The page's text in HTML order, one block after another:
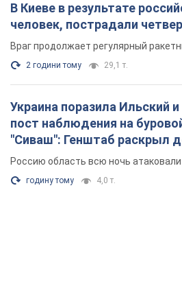
В Киеве в результате
человек, пострадали
Враг продолжает регулярный
2 години тому 29,1 т.
Украина поразила Ильский
пост наблюдения на
"Сиваш": Генштаб раскрыл
видео
Россию область всю ночь
годину тому 4,0 т.